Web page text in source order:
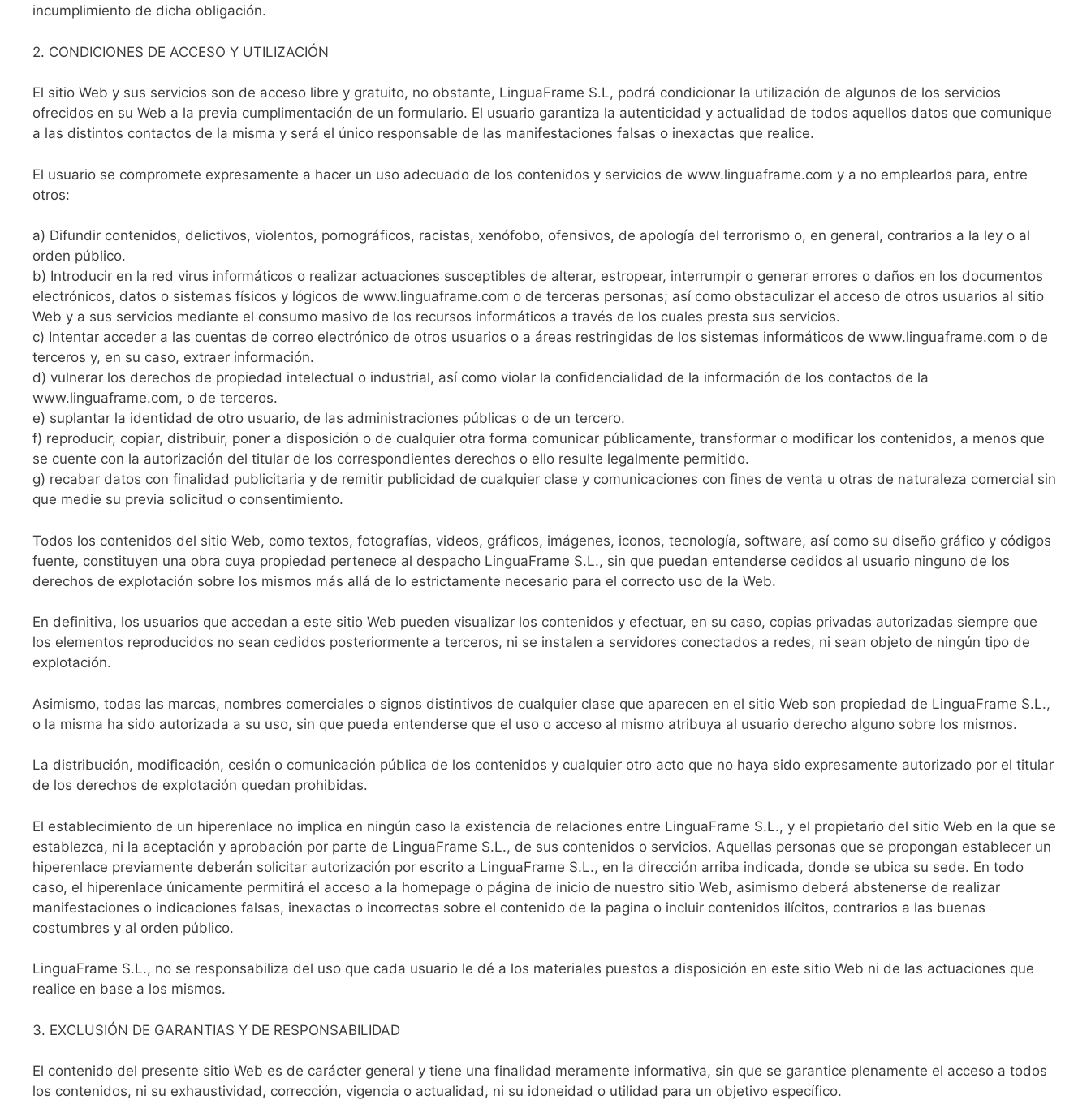
incumplimiento de dicha obligación.
2. CONDICIONES DE ACCESO Y UTILIZACIÓN
El sitio Web y sus servicios son de acceso libre y gratuito, no obstante, LinguaFrame S.L, podrá condicionar la utilización de algunos de los servicios
ofrecidos en su Web a la previa cumplimentación de un formulario. El usuario garantiza la autenticidad y actualidad de todos aquellos datos que comunique
a las distintos contactos de la misma y será el único responsable de las manifestaciones falsas o inexactas que realice.
El usuario se compromete expresamente a hacer un uso adecuado de los contenidos y servicios de www.linguaframe.com y a no emplearlos para, entre
otros:
a) Difundir contenidos, delictivos, violentos, pornográficos, racistas, xenófobo, ofensivos, de apología del terrorismo o, en general, contrarios a la ley o al
orden público.
b) Introducir en la red virus informáticos o realizar actuaciones susceptibles de alterar, estropear, interrumpir o generar errores o daños en los documentos
electrónicos, datos o sistemas físicos y lógicos de www.linguaframe.com o de terceras personas; así como obstaculizar el acceso de otros usuarios al sitio
Web y a sus servicios mediante el consumo masivo de los recursos informáticos a través de los cuales presta sus servicios.
c) Intentar acceder a las cuentas de correo electrónico de otros usuarios o a áreas restringidas de los sistemas informáticos de www.linguaframe.com o de
terceros y, en su caso, extraer información.
d) vulnerar los derechos de propiedad intelectual o industrial, así como violar la confidencialidad de la información de los contactos de la
www.linguaframe.com, o de terceros.
e) suplantar la identidad de otro usuario, de las administraciones públicas o de un tercero.
f) reproducir, copiar, distribuir, poner a disposición o de cualquier otra forma comunicar públicamente, transformar o modificar los contenidos, a menos que
se cuente con la autorización del titular de los correspondientes derechos o ello resulte legalmente permitido.
g) recabar datos con finalidad publicitaria y de remitir publicidad de cualquier clase y comunicaciones con fines de venta u otras de naturaleza comercial sin
que medie su previa solicitud o consentimiento.
Todos los contenidos del sitio Web, como textos, fotografías, videos, gráficos, imágenes, iconos, tecnología, software, así como su diseño gráfico y códigos
fuente, constituyen una obra cuya propiedad pertenece al despacho LinguaFrame S.L., sin que puedan entenderse cedidos al usuario ninguno de los
derechos de explotación sobre los mismos más allá de lo estrictamente necesario para el correcto uso de la Web.
En definitiva, los usuarios que accedan a este sitio Web pueden visualizar los contenidos y efectuar, en su caso, copias privadas autorizadas siempre que
los elementos reproducidos no sean cedidos posteriormente a terceros, ni se instalen a servidores conectados a redes, ni sean objeto de ningún tipo de
explotación.
Asimismo, todas las marcas, nombres comerciales o signos distintivos de cualquier clase que aparecen en el sitio Web son propiedad de LinguaFrame S.L.,
o la misma ha sido autorizada a su uso, sin que pueda entenderse que el uso o acceso al mismo atribuya al usuario derecho alguno sobre los mismos.
La distribución, modificación, cesión o comunicación pública de los contenidos y cualquier otro acto que no haya sido expresamente autorizado por el titular
de los derechos de explotación quedan prohibidas.
El establecimiento de un hiperenlace no implica en ningún caso la existencia de relaciones entre LinguaFrame S.L., y el propietario del sitio Web en la que se
establezca, ni la aceptación y aprobación por parte de LinguaFrame S.L., de sus contenidos o servicios. Aquellas personas que se propongan establecer un
hiperenlace previamente deberán solicitar autorización por escrito a LinguaFrame S.L., en la dirección arriba indicada, donde se ubica su sede. En todo
caso, el hiperenlace únicamente permitirá el acceso a la homepage o página de inicio de nuestro sitio Web, asimismo deberá abstenerse de realizar
manifestaciones o indicaciones falsas, inexactas o incorrectas sobre el contenido de la pagina o incluir contenidos ilícitos, contrarios a las buenas
costumbres y al orden público.
LinguaFrame S.L., no se responsabiliza del uso que cada usuario le dé a los materiales puestos a disposición en este sitio Web ni de las actuaciones que
realice en base a los mismos.
3. EXCLUSIÓN DE GARANTIAS Y DE RESPONSABILIDAD
El contenido del presente sitio Web es de carácter general y tiene una finalidad meramente informativa, sin que se garantice plenamente el acceso a todos
los contenidos, ni su exhaustividad, corrección, vigencia o actualidad, ni su idoneidad o utilidad para un objetivo específico.